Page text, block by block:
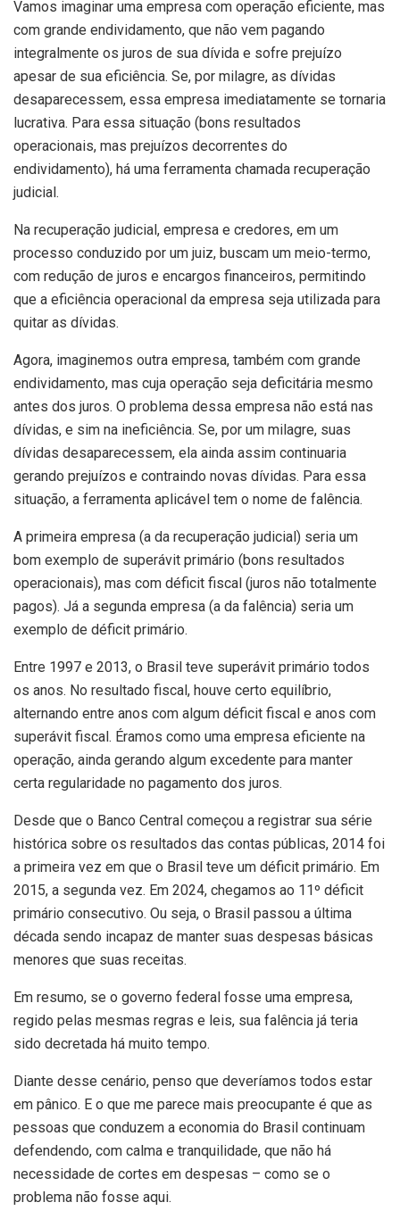
Vamos imaginar uma empresa com operação eficiente, mas
com grande endividamento, que não vem pagando
integralmente os juros de sua dívida e sofre prejuízo
apesar de sua eficiência. Se, por milagre, as dívidas
desaparecessem, essa empresa imediatamente se tornaria
lucrativa. Para essa situação (bons resultados
operacionais, mas prejuízos decorrentes do
endividamento), há uma ferramenta chamada recuperação
judicial.
Na recuperação judicial, empresa e credores, em um
processo conduzido por um juiz, buscam um meio-termo,
com redução de juros e encargos financeiros, permitindo
que a eficiência operacional da empresa seja utilizada para
quitar as dívidas.
Agora, imaginemos outra empresa, também com grande
endividamento, mas cuja operação seja deficitária mesmo
antes dos juros. O problema dessa empresa não está nas
dívidas, e sim na ineficiência. Se, por um milagre, suas
dívidas desaparecessem, ela ainda assim continuaria
gerando prejuízos e contraindo novas dívidas. Para essa
situação, a ferramenta aplicável tem o nome de falência.
A primeira empresa (a da recuperação judicial) seria um
bom exemplo de superávit primário (bons resultados
operacionais), mas com déficit fiscal (juros não totalmente
pagos). Já a segunda empresa (a da falência) seria um
exemplo de déficit primário.
Entre 1997 e 2013, o Brasil teve superávit primário todos
os anos. No resultado fiscal, houve certo equilíbrio,
alternando entre anos com algum déficit fiscal e anos com
superávit fiscal. Éramos como uma empresa eficiente na
operação, ainda gerando algum excedente para manter
certa regularidade no pagamento dos juros.
Desde que o Banco Central começou a registrar sua série
histórica sobre os resultados das contas públicas, 2014 foi
a primeira vez em que o Brasil teve um déficit primário. Em
2015, a segunda vez. Em 2024, chegamos ao 11º déficit
primário consecutivo. Ou seja, o Brasil passou a última
década sendo incapaz de manter suas despesas básicas
menores que suas receitas.
Em resumo, se o governo federal fosse uma empresa,
regido pelas mesmas regras e leis, sua falência já teria
sido decretada há muito tempo.
Diante desse cenário, penso que deveríamos todos estar
em pânico. E o que me parece mais preocupante é que as
pessoas que conduzem a economia do Brasil continuam
defendendo, com calma e tranquilidade, que não há
necessidade de cortes em despesas – como se o
problema não fosse aqui.